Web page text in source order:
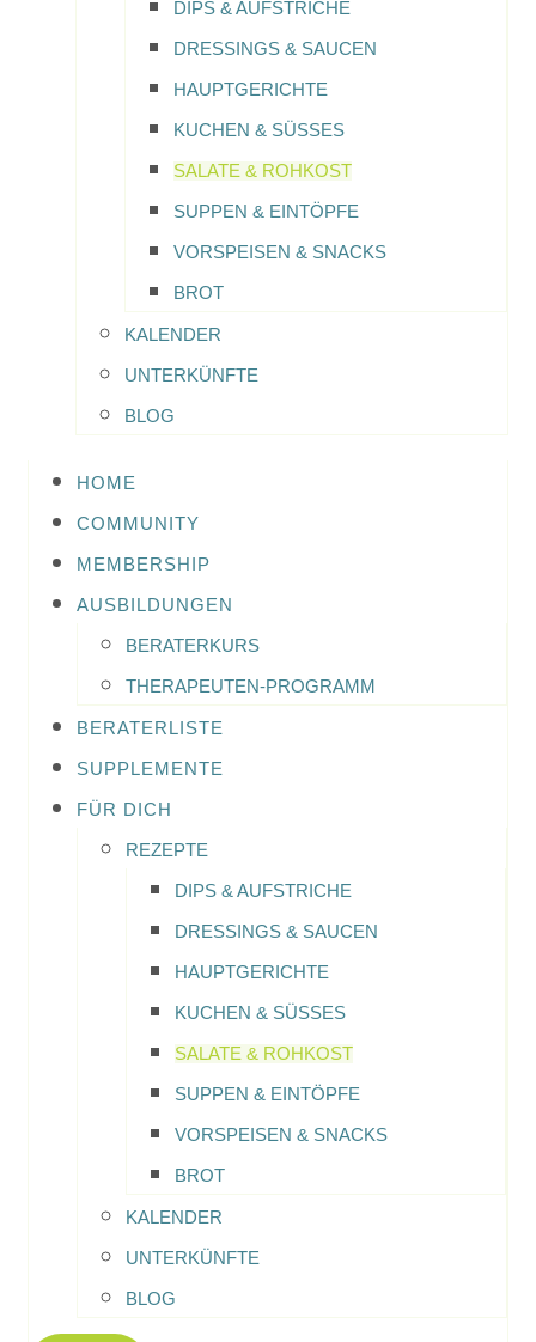
DIPS & AUFSTRICHE
DRESSINGS & SAUCEN
HAUPTGERICHTE
KUCHEN & SÜSSES
SALATE & ROHKOST
SUPPEN & EINTÖPFE
VORSPEISEN & SNACKS
BROT
KALENDER
UNTERKÜNFTE
BLOG
HOME
COMMUNITY
MEMBERSHIP
AUSBILDUNGEN
BERATERKURS
THERAPEUTEN-PROGRAMM
BERATERLISTE
SUPPLEMENTE
FÜR DICH
REZEPTE
DIPS & AUFSTRICHE
DRESSINGS & SAUCEN
HAUPTGERICHTE
KUCHEN & SÜSSES
SALATE & ROHKOST
SUPPEN & EINTÖPFE
VORSPEISEN & SNACKS
BROT
KALENDER
UNTERKÜNFTE
BLOG